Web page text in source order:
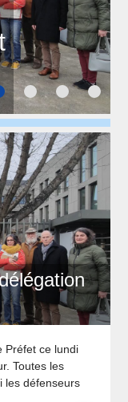
Préfet ce lundi
Toutes les
les défenseurs